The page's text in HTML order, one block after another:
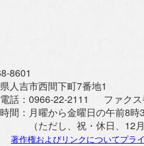
8601
人吉市西間下町7番地1
話： 0966-22-2111 ファクス
間： 月曜から金曜日の午前8
（ただし、祝・休日、12
著作権およびリンクについてプラ